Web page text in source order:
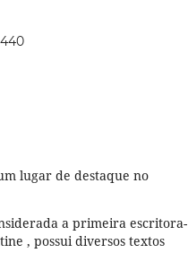
lugar de destaque no
a primeira escritora-
, possui diversos textos